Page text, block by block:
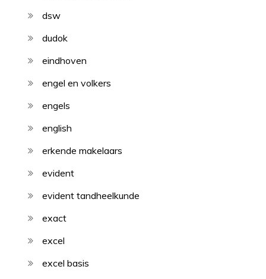
dsw
dudok
eindhoven
engel en volkers
engels
english
erkende makelaars
evident
evident tandheelkunde
exact
excel
excel basis